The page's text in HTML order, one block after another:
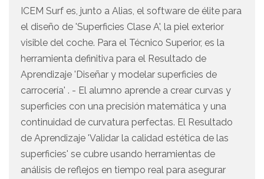
ICEM Surf es, junto a Alias, el software de élite para
el diseño de 'Superficies Clase A', la piel exterior
visible del coche. Para el Técnico Superior, es la
herramienta definitiva para el Resultado de
Aprendizaje 'Diseñar y modelar superficies de
carrocería' . - El alumno aprende a crear curvas y
superficies con una precisión matemática y una
continuidad de curvatura perfectas. El Resultado
de Aprendizaje 'Validar la calidad estética de las
superficies' se cubre usando herramientas de
análisis de reflejos en tiempo real para asegurar